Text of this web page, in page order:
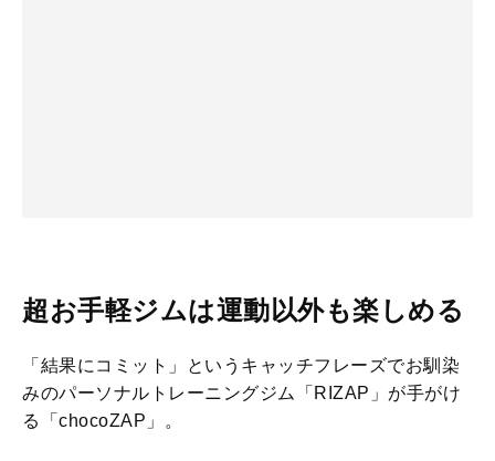
超お手軽ジムは運動以外も楽しめる
「結果にコミット」というキャッチフレーズでお馴染
みのパーソナルトレーニングジム「RIZAP」が手がけ
る「chocoZAP」。